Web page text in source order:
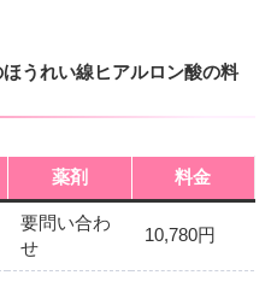
うれい線ヒアルロン酸の料
薬剤 料金
要問い合わ
せ
10,780円